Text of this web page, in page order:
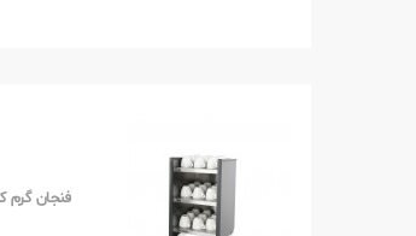
فنجان گرم